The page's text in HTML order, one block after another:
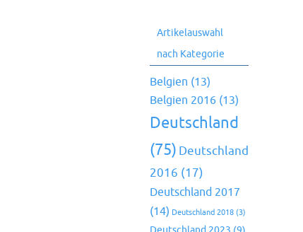
Artikelauswahl
nach Kategorie
Belgien (13)
Belgien 2016 (13)
Deutschland
(75) Deutschland
2016 (17)
Deutschland 2017
(14) Deutschland 2018 (3)